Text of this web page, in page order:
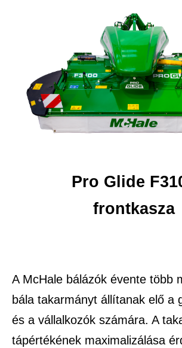
Pro Glide
frontkasza
A McHale bálázók évente több
bála takarmányt állítanak elő a
és a vállalkozók számára. A
tápértékének maximalizálása